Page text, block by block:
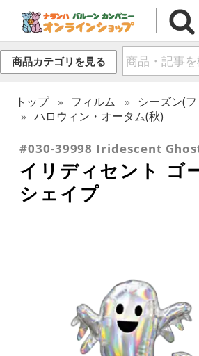
商品カテゴリを見る
トップ フィルム
シーズン(
ハロウィン・オータム(秋)
#030-39998 Iridescent
イリディセント ゴ
シェイプ